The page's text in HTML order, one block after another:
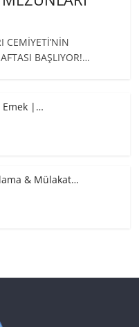
CEMİYETİ’NİN
BAŞLIYOR!…
Emek |…
& Mülakat…